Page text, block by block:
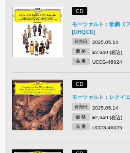
CD
モーツァルト：歌劇《
[UHQCD]
発売日 2025.05.14
価 格 ¥2,640 (税込)
品 番 UCCG-46024
CD
モーツァルト：レクイ
発売日 2025.05.14
価 格 ¥2,640 (税込)
品 番 UCCG-46025